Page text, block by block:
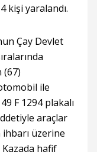
kişi yaralandı.
Çay Devlet
(67)
ile
F 1294 plakalı
araçlar
üzerine
hafif